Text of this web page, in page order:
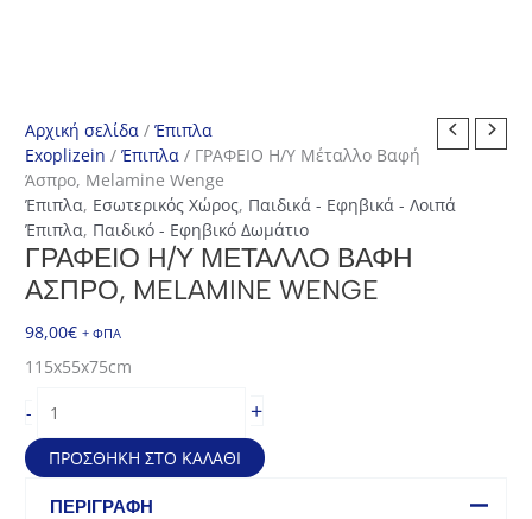
Αρχική σελίδα /Έπιπλα
Exoplizein /Έπιπλα / ΓΡΑΦΕΙΟ Η/Υ Μέταλλο Βαφή
Άσπρο, Melamine Wenge
Έπιπλα, Εσωτερικός Χώρος, Παιδικά - Εφηβικά - Λοιπά
Έπιπλα, Παιδικό - Εφηβικό Δωμάτιο
ΓΡΑΦΕΙΟ Η/Υ ΜΈΤΑΛΛΟ ΒΑΦΉ
ΆΣΠΡΟ, MELAMINE WENGE
98,00€ + ΦΠΑ
115x55x75cm
-
Η/
Υ
Μέταλλο
Βαφή
+
ΠΡΟΣΘΉΚΗ ΣΤΟ ΚΑΛΆΘΙ
ΠΕΡΙΓΡΑΦΉ